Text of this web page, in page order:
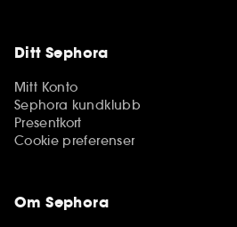
Ditt Sephora
Mitt Konto
Sephora kundklubb
Presentkort
Cookie preferenser
Om Sephora